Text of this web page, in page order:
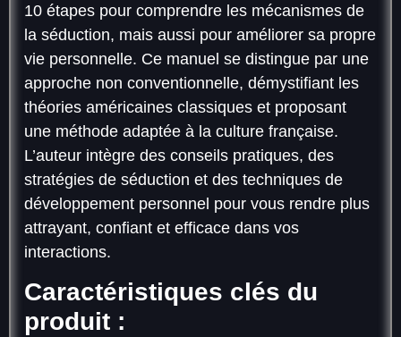
10 étapes pour comprendre les mécanismes de
la séduction, mais aussi pour améliorer sa propre
vie personnelle. Ce manuel se distingue par une
approche non conventionnelle, démystifiant les
théories américaines classiques et proposant
une méthode adaptée à la culture française.
L’auteur intègre des conseils pratiques, des
stratégies de séduction et des techniques de
développement personnel pour vous rendre plus
attrayant, confiant et efficace dans vos
interactions.
Caractéristiques clés du
produit :